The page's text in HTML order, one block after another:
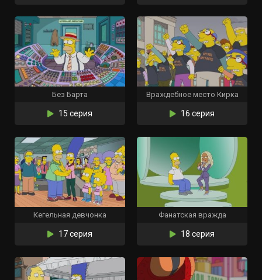
Без Барта
15 серия
Враждебное место Кирка
16 серия
Кегельная девчонка
17 серия
Фанатская вражда
18 серия